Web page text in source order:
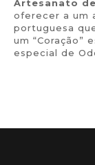
Artesanato de
oferecer a um
portuguesa
um “Coração”
especial de